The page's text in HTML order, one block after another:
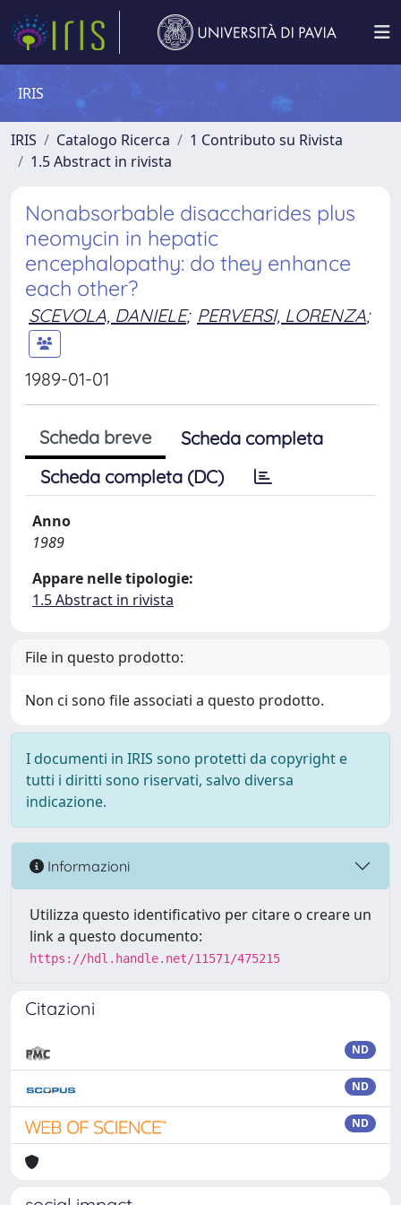
IRIS
IRIS Catalogo Ricerca
1 Contributo su Rivista
1.5 Abstract in rivista
Nonabsorbable disaccharides plus
neomycin in hepatic
encephalopathy: do they enhance
each other?
SCEVOLA, DANIELE; PERVERSI, LORENZA;
1989-01-01
Scheda breve
Scheda completa
Scheda completa (DC)
Anno
1989
Appare nelle tipologie:
1.5 Abstract in rivista
File in questo prodotto:
Non ci sono file associati a questo prodotto.
I documenti in IRIS sono protetti da copyright e
tutti i diritti sono riservati, salvo diversa
indicazione.
Informazioni
Utilizza questo identificativo per citare o creare un
link a questo documento:
https://hdl.handle.net/11571/475215
Citazioni
ND
ND
ND